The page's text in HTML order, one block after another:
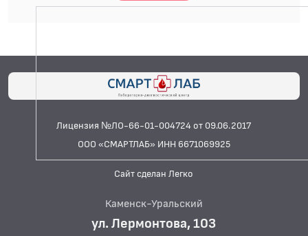
Лицензия №ЛО-66-01-004724 от 09.06.2017
ООО «СМАРТЛАБ» ИНН 6671069925
Сайт сделан Легко
Каменск-Уральский
ул. Лермонтова, 103